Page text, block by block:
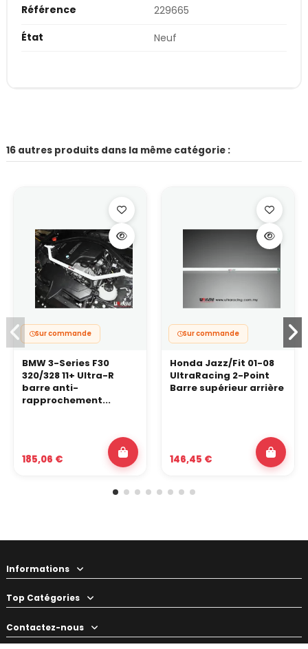
Référence
229665
État
Neuf
16 autres produits dans la même catégorie :
Sur commande
BMW 3-Series F30
320/328 11+ Ultra-R
barre anti-
rapprochement...
185,06 €
Sur commande
Honda Jazz/Fit 01-08
UltraRacing 2-Point
Barre supérieur arrière
146,45 €
Informations
Top Catégories
Contactez-nous